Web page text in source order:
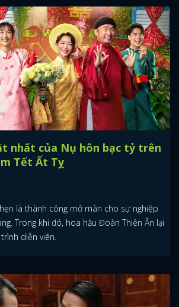
nhất của Nụ hôn bạc tỷ trên
Tết Ất Tỵ
là thành công mở màn cho sự nghiệp
Trong khi đó, hoa hậu Đoàn Thiên Ân lại
diễn viên.